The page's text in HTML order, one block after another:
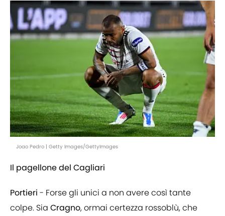
Joao Pedro | Getty Images/GettyImages
Il pagellone del Cagliari
Portieri - Forse gli unici a non avere così tante
colpe. Sia Cragno, ormai certezza rossoblù, che